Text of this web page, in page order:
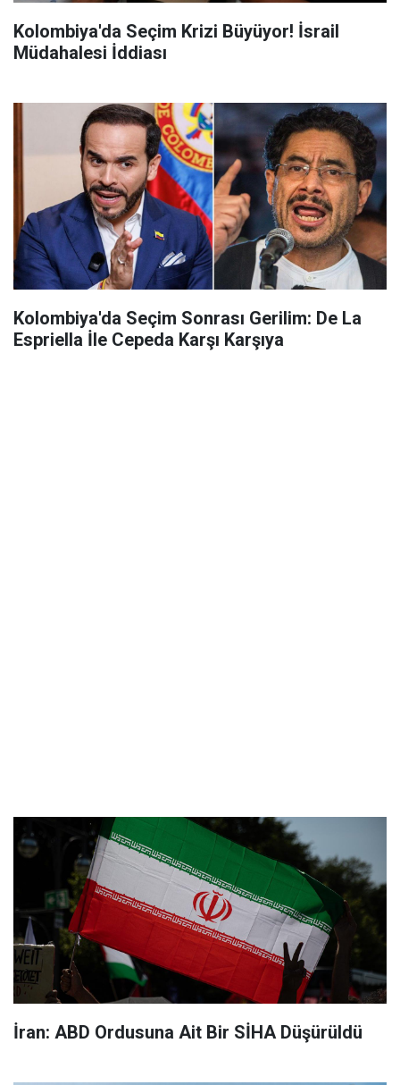
Kolombiya'da Seçim Krizi Büyüyor! İsrail
Müdahalesi İddiası
Kolombiya'da Seçim Sonrası Gerilim: De La
Espriella İle Cepeda Karşı Karşıya
İran: ABD Ordusuna Ait Bir SİHA Düşürüldü